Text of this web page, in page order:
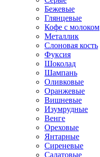
Бежевые
Глянцевые
Кофе с молоком
Металлик
Слоновая кость
Фуксия
Шоколад
Шампань
Оливковые
Оранжевые
Вишневые
Изумрудные
Венге
Ореховые
Янтарные
Сиреневые
Салатовые